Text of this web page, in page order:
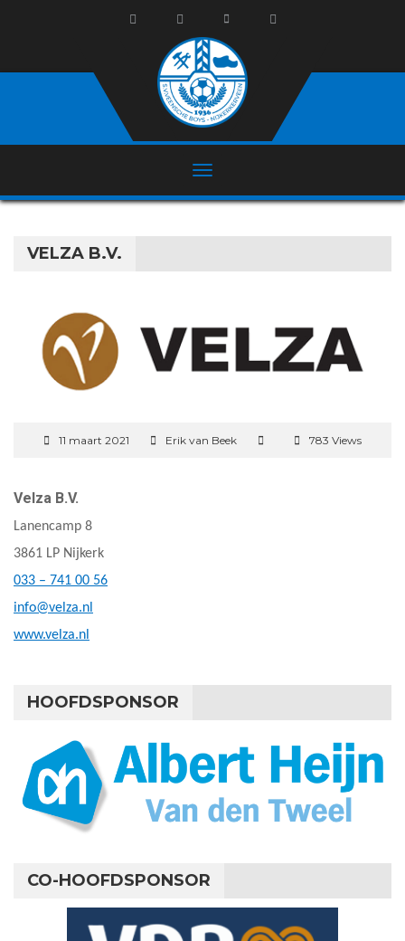
VELZA B.V.
11 maart 2021 Erik van Beek 783 Views
Velza B.V.
Lanencamp 8
3861 LP Nijkerk
033 – 741 00 56
info@velza.nl
www.velza.nl
HOOFDSPONSOR
CO-HOOFDSPONSOR